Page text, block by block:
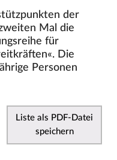
der
Mal die
für
Die
Personen
Liste als PDF-Datei
speichern